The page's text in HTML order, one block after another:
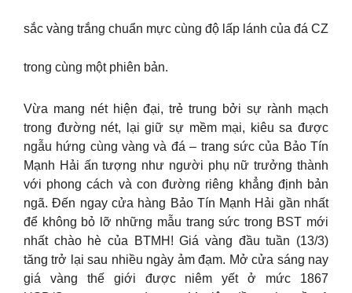
sắc vàng trắng chuẩn mực cùng độ lấp lánh của đá CZ
trong cùng một phiên bản.
Vừa mang nét hiện đại, trẻ trung bởi sự rành mạch
trong đường nét, lại giữ sự mềm mại, kiêu sa được
ngẫu hứng cùng vàng và đá – trang sức của Bảo Tín
Mạnh Hải ấn tượng như người phụ nữ trưởng thành
với phong cách và con đường riêng khẳng định bản
ngã. Đến ngay cửa hàng Bảo Tín Mạnh Hải gần nhất
để không bỏ lỡ những mẫu trang sức trong BST mới
nhất chào hè của BTMH! Giá vàng đầu tuần (13/3)
tăng trở lại sau nhiều ngày ảm đạm. Mở cửa sáng nay
giá vàng thế giới được niêm yết ở mức 1867